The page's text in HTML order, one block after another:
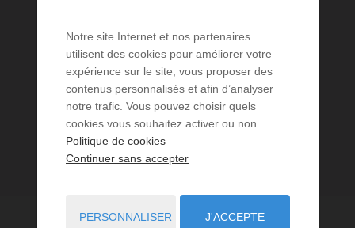
Notre site Internet et nos partenaires
utilisent des cookies pour améliorer votre
expérience sur le site, vous proposer des
contenus personnalisés et afin d’analyser
notre trafic. Vous pouvez choisir quels
cookies vous souhaitez activer ou non.
Politique de cookies
Continuer sans accepter
PERSONNALISER J'ACCEPTE